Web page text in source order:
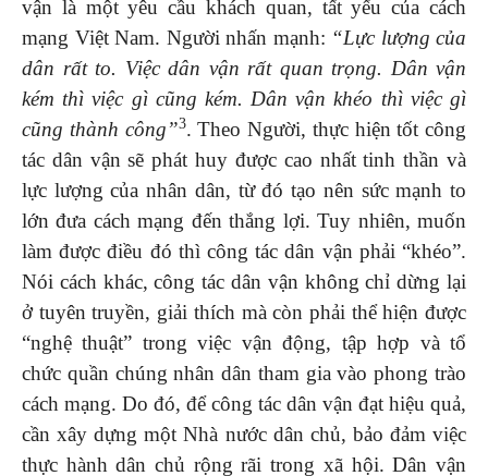
vận là một yêu cầu khách quan, tất yếu của cách
mạng Việt Nam. Người nhấn mạnh: “Lực lượng của
dân rất to. Việc dân vận rất quan trọng. Dân vận
kém thì việc gì cũng kém. Dân vận khéo thì việc gì
cũng thành công”3. Theo Người, thực hiện tốt công
tác dân vận sẽ phát huy được cao nhất tinh thần và
lực lượng của nhân dân, từ đó tạo nên sức mạnh to
lớn đưa cách mạng đến thắng lợi. Tuy nhiên, muốn
làm được điều đó thì công tác dân vận phải “khéo”.
Nói cách khác, công tác dân vận không chỉ dừng lại
ở tuyên truyền, giải thích mà còn phải thể hiện được
“nghệ thuật” trong việc vận động, tập hợp và tổ
chức quần chúng nhân dân tham gia vào phong trào
cách mạng. Do đó, để công tác dân vận đạt hiệu quả,
cần xây dựng một Nhà nước dân chủ, bảo đảm việc
thực hành dân chủ rộng rãi trong xã hội. Dân vận